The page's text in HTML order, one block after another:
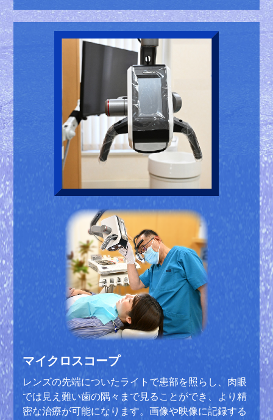
マイクロスコープ
レンズの先端についたライトで患部を照らし、肉眼
では見え難い歯の隅々まで見ることができ、より精
密な治療が可能になります。画像や映像に記録する